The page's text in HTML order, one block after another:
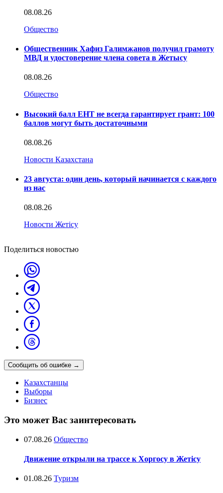
08.08.26
Общество
Общественник Хафиз Галимжанов получил грамоту
МВД и удостоверение члена совета в Жетысу
08.08.26
Общество
Высокий балл ЕНТ не всегда гарантирует грант: 100
баллов могут быть достаточными
08.08.26
Новости Казахстана
23 августа: один день, который начинается с каждого
из нас
08.08.26
Новости Жетісу
Поделиться новостью
Сообщить об ошибке →
Казахстанцы
Выборы
Бизнес
Это может Вас заинтересовать
07.08.26 Общество
Движение открыли на трассе к Хоргосу в Жетісу
01.08.26 Туризм